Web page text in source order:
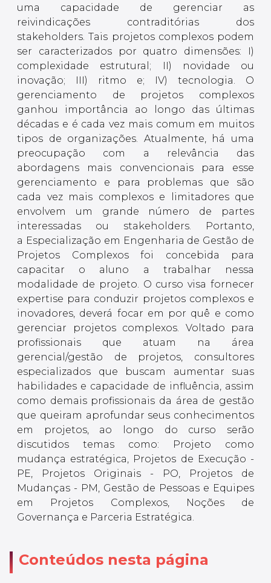
uma capacidade de gerenciar as
reivindicações contraditórias dos
stakeholders. Tais projetos complexos podem
ser caracterizados por quatro dimensões: I)
complexidade estrutural; II) novidade ou
inovação; III) ritmo e; IV) tecnologia. O
gerenciamento de projetos complexos
ganhou importância ao longo das últimas
décadas e é cada vez mais comum em muitos
tipos de organizações. Atualmente, há uma
preocupação com a relevância das
abordagens mais convencionais para esse
gerenciamento e para problemas que são
cada vez mais complexos e limitadores que
envolvem um grande número de partes
interessadas ou stakeholders. Portanto,
a Especialização em Engenharia de Gestão de
Projetos Complexos foi concebida para
capacitar o aluno a trabalhar nessa
modalidade de projeto. O curso visa fornecer
expertise para conduzir projetos complexos e
inovadores, deverá focar em por quê e como
gerenciar projetos complexos. Voltado para
profissionais que atuam na área
gerencial/gestão de projetos, consultores
especializados que buscam aumentar suas
habilidades e capacidade de influência, assim
como demais profissionais da área de gestão
que queiram aprofundar seus conhecimentos
em projetos, ao longo do curso serão
discutidos temas como: Projeto como
mudança estratégica, Projetos de Execução -
PE, Projetos Originais - PO, Projetos de
Mudanças - PM, Gestão de Pessoas e Equipes
em Projetos Complexos, Noções de
Governança e Parceria Estratégica.
Conteúdos nesta página